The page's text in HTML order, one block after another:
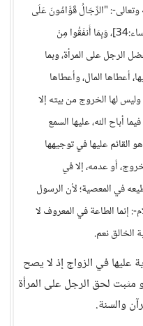
وتعالى-: "الرِّجَالُ قَوَّامُونَ عَلَى
النِّسَاءِ بِمَا فَضَّلَ اللَّهُ [النساء:34]، وَبِمَا أَنفَقُوا مِنْ
[النساء:34] لفضل الرجل على المرأة، وبما
أعطاها المال، وأعطاها
وليس لها الخروج من بيته إلا
أباح الله، عليها السمع
القائم عليها في توجيهها
أو عدمه، إلا في
في المعصية؛ لأن الرسول
: إنما الطاعة في المعروف لا
نعم.
عليها في الزواج إذ لا يصح
مثبت لحق الرجل على المرأة
والسنة.